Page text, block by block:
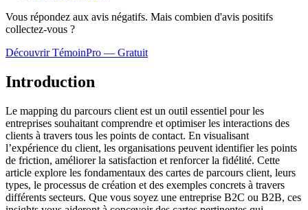
Vous répondez aux avis négatifs. Mais combien d'avis positifs
collectez-vous ?
Découvrir TémoinPro — Gratuit
Introduction
Le mapping du parcours client est un outil essentiel pour les
entreprises souhaitant comprendre et optimiser les interactions des
clients à travers tous les points de contact. En visualisant
l’expérience du client, les organisations peuvent identifier les points
de friction, améliorer la satisfaction et renforcer la fidélité. Cette
article explore les fondamentaux des cartes de parcours client, leurs
types, le processus de création et des exemples concrets à travers
différents secteurs. Que vous soyez une entreprise B2C ou B2B, ces